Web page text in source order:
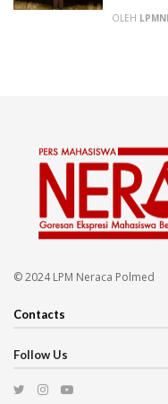
OLEH
© 2024 LPM Neraca Polmed
Contacts
Follow Us